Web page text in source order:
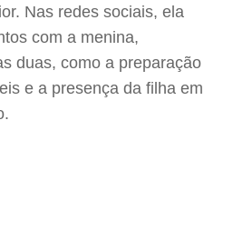
Nas redes sociais, ela
com a menina,
duas, como a preparação
e a presença da filha em